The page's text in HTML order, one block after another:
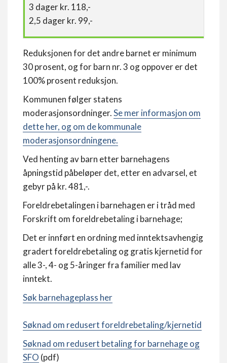
3 dager kr. 118,-
2,5 dager kr. 99,-
Reduksjonen for det andre barnet er minimum
30 prosent, og for barn nr. 3 og oppover er det
100% prosent reduksjon.
Kommunen følger statens
moderasjonsordninger.Se mer informasjon om
dette her, og om de kommunale
moderasjonsordningene.
Ved henting av barn etter barnehagens
åpningstid påbeløper det, etter en advarsel, et
gebyr på kr. 481,-.
Foreldrebetalingen i barnehagen er i tråd med
Forskrift om foreldrebetaling i barnehage;
Det er innført en ordning med inntektsavhengig
gradert foreldrebetaling og gratis kjernetid for
alle 3-, 4- og 5-åringer fra familier med lav
inntekt.
Søk barnehageplass her
Søknad om redusert foreldrebetaling/kjernetid
Søknad om redusert betaling for barnehage og
SFO (pdf)